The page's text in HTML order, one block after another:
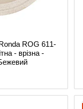
ROG 611-
- врізна -